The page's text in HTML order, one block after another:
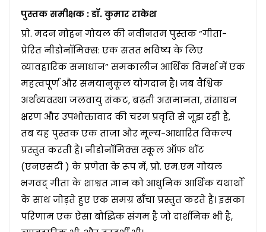
पुस्तक समीक्षक : डॉ. कुमार राकेश
प्रो. मदन मोहन गोयल की नवीनतम पुस्तक “गीता-
प्रेरित नीडोनॉमिक्स: एक सतत भविष्य के लिए
व्यावहारिक समाधान” समकालीन आर्थिक विमर्श में एक
महत्वपूर्ण और समयानुकूल योगदान है। जब वैश्विक
अर्थव्यवस्था जलवायु संकट, बढ़ती असमानता, संसाधन
क्षरण और उपभोक्तावाद की चरम प्रवृत्ति से जूझ रही है,
तब यह पुस्तक एक ताज़ा और मूल्य-आधारित विकल्प
प्रस्तुत करती है। नीडोनॉमिक्स स्कूल ऑफ थॉट
(एनएसटी ) के प्रणेता के रूप में, प्रो. एम.एम गोयल
भगवद् गीता के शाश्वत ज्ञान को आधुनिक आर्थिक यथार्थों
के साथ जोड़ते हुए एक समग्र ढाँचा प्रस्तुत करते हैं। इसका
परिणाम एक ऐसा बौद्धिक संगम है जो दार्शनिक भी है,